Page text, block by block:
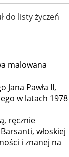
do listy życzeń
malowana
Pawła II,
w latach
ręcznie
włoskiej
i znanej na